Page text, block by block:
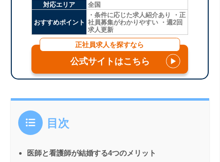
対応エリア
全国
おすすめポイント
・条件に応じた求人紹介あり ・正
社員募集がわかりやすい ・週2回
求人更新
正社員求人を探すなら
公式サイトはこちら ▶
目次
医師と看護師が結婚する4つのメリット